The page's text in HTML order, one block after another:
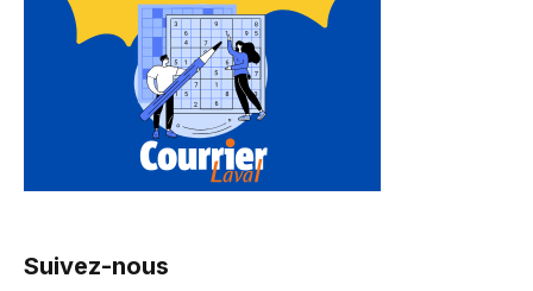
Suivez-nous